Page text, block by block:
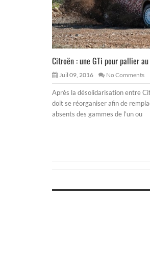
Citroën : une GTi pour pallier
Juil 09, 2016 No Comments
Après la désolidarisation entre
doit se réorganiser afin de
absents des gammes de l’un ou